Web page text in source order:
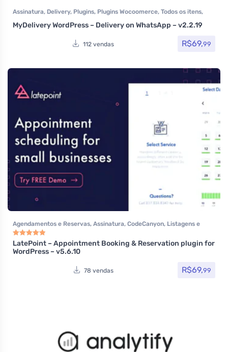
Assinatura, Delivery, Plugins, Plugins Wocoomerce, Todos os itens,
Woocommerce
MyDelivery WordPress – Delivery on WhatsApp – v2.2.19
112 vendas R$69,99
Agendamentos e Reservas, Assinatura, CodeCanyon, Listagens e
diretórios, Plugins
Avaliação 5.00 de 5
LatePoint – Appointment Booking & Reservation plugin for
WordPress – v5.6.10
78 vendas R$69,99